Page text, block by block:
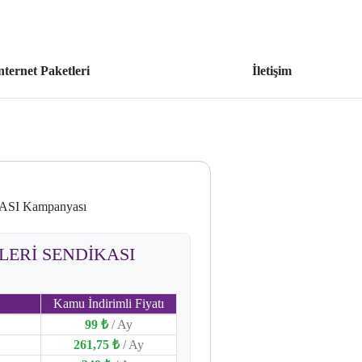
Paketleri İletişim
Kampanyası
SENDİKASI
Kamu İndirimli Fiyatı
99 ₺ / Ay
261,75 ₺ / Ay